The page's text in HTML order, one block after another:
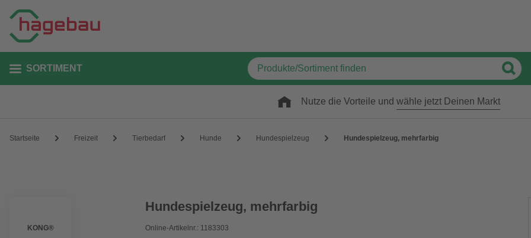
SORTIMENT
Nutze die Vorteile und wähle jetzt Deinen Markt
Startseite Freizeit Tierbedarf Hunde Hundespielzeug Hundespielzeug, mehrfarbig
KONG®
Hundespielzeug, mehrfarbig
Online-Artikelnr.: 1183303